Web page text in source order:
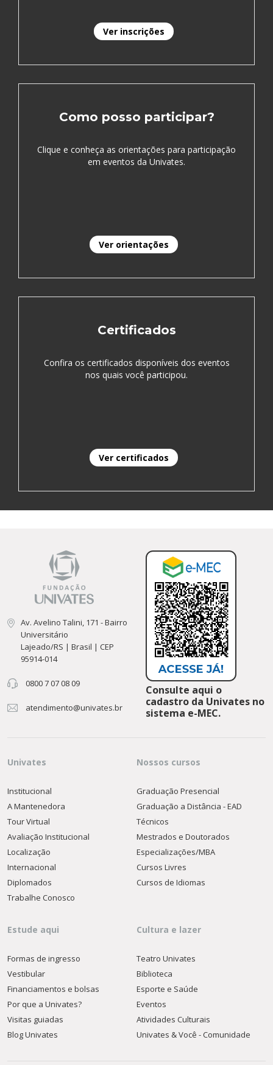
Ver inscrições
Como posso participar?
Clique e conheça as orientações para participação
em eventos da Univates.
Ver orientações
Certificados
Confira os certificados disponíveis dos eventos
nos quais você participou.
Ver certificados
Av. Avelino Talini, 171 - Bairro
Universitário
Lajeado/RS | Brasil | CEP
95914-014
0800 7 07 08 09
atendimento@univates.br
Consulte aqui o
cadastro da Univates no
sistema e-MEC.
Univates
Institucional
A Mantenedora
Tour Virtual
Avaliação Institucional
Localização
Internacional
Diplomados
Trabalhe Conosco
Nossos cursos
Graduação Presencial
Graduação a Distância - EAD
Técnicos
Mestrados e Doutorados
Especializações/MBA
Cursos Livres
Cursos de Idiomas
Estude aqui
Formas de ingresso
Vestibular
Financiamentos e bolsas
Por que a Univates?
Visitas guiadas
Blog Univates
Cultura e lazer
Teatro Univates
Biblioteca
Esporte e Saúde
Eventos
Atividades Culturais
Univates & Você - Comunidade